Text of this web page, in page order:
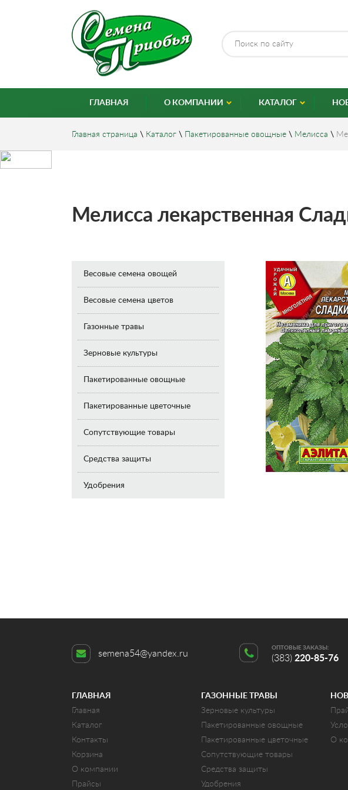
ГЛАВНАЯ О КОМПАНИИ КАТАЛОГ
Главная страница \ Каталог \ Пакетированные овощные \ Мелисса \
Мелисса лекарственная
Весовые семена овощей
Весовые семена цветов
Газонные травы
Зерновые культуры
Пакетированные овощные
Пакетированные цветочные
Сопутствующие товары
Средства защиты
Удобрения
semena54@yandex.ru
ОПТОВЫЕ ЗАКАЗЫ:
(383) 220-85-76
ГЛАВНАЯ
Главная
Каталог
Контакты
Корзина
О компании
Прайсы
ГАЗОННЫЕ ТРАВЫ
Зерновые культуры
Пакетированные овощные
Пакетированные цветочные
Сопутствующие товары
Средства защиты
Удобрения
О